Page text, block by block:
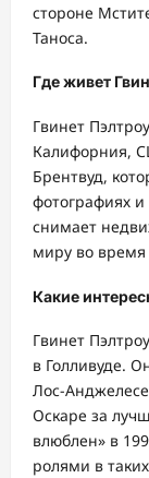
стороне
Таноса.
Где живет
Гвинет
Калифорния,
Брентвуд,
фотографиях
снимает
миру во время
Какие
Гвинет
в Голливуде.
Лос-
Оскаре за
влюблен» в
ролями в